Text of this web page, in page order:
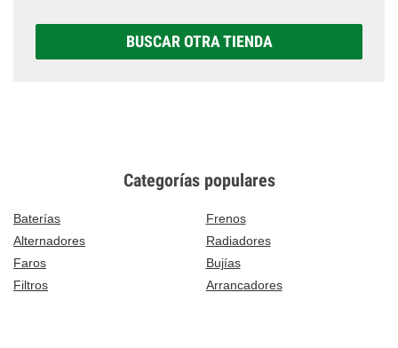
BUSCAR OTRA TIENDA
Categorías populares
Baterías
Frenos
Alternadores
Radiadores
Faros
Bujías
Filtros
Arrancadores